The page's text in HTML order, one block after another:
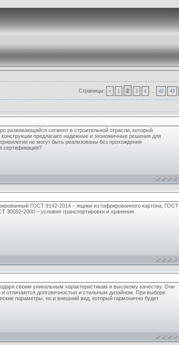
Страницы: « 1 2 3 4 42 43
развивающийся сегмент в строительной отрасли, который
предлагают надежные и экономичные решения для
не могут быть реализованы без прохождения
сертификация?
ГОСТ 9142-2014 – ящики из гофрированного картона; ГОСТ
30592-2000 – условия транспортировки и хранения.
своим уникальным характеристикам и высокому качеству. Они
отличаются долговечностью и стильным дизайном. При выборе
параметры, но и внешний вид, который гармонично будет